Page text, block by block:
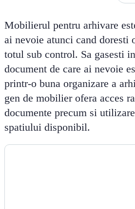
Mobilierul pentru arhivare
ai nevoie atunci cand doresti
totul sub control. Sa gasesti
document de care ai nevoie
printr-o buna organizare a
gen de mobilier ofera acces
documente precum si
spatiului disponibil.